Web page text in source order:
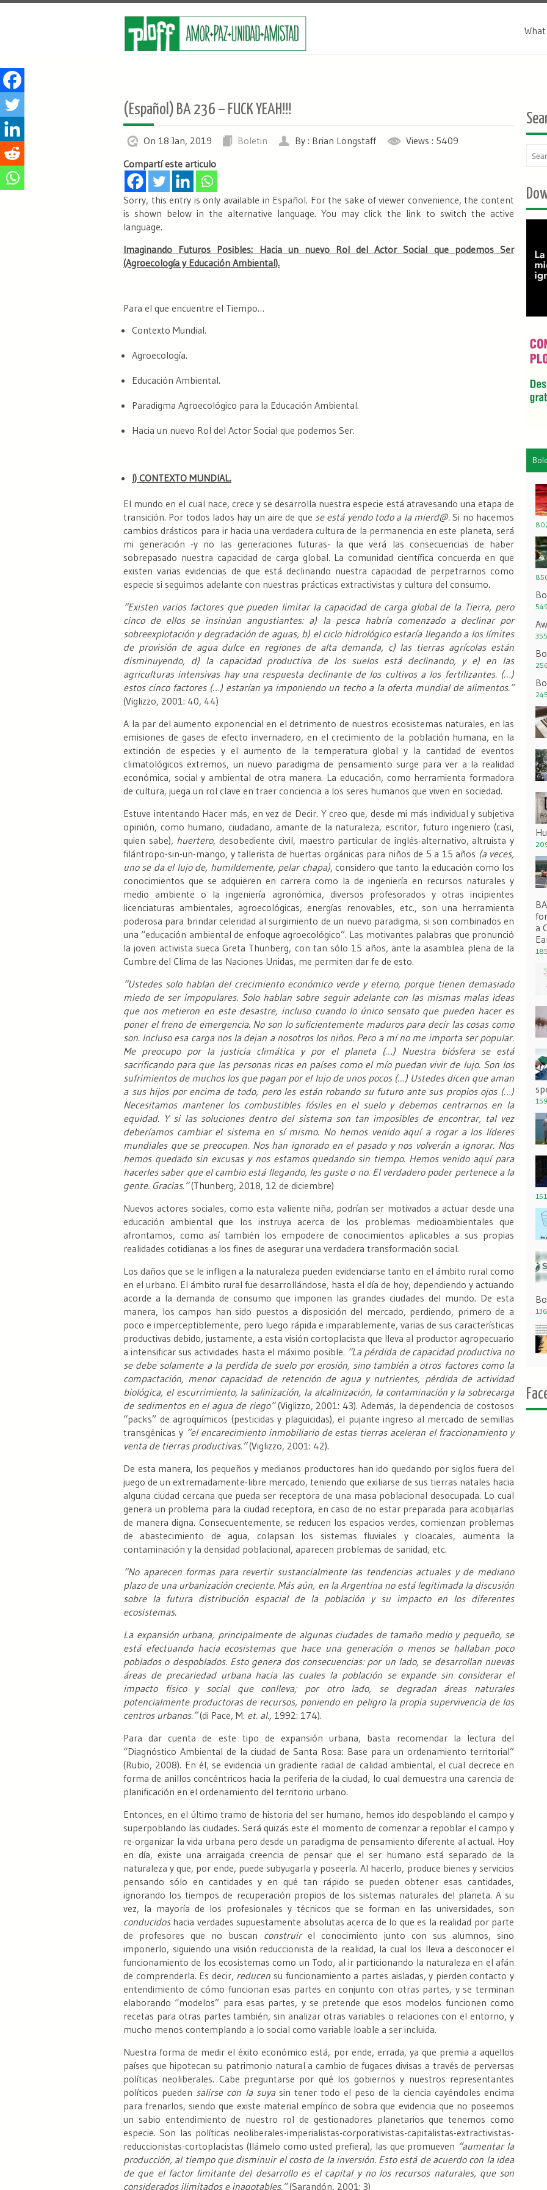
(Español) BA 236 – FUCK YEAH!!!
On 18 Jan, 2019 Boletin By : Brian Longstaff
Views : 5409
Compartí este articulo
Sorry, this entry is only available in Español. For the sake of viewer convenience, the content
is shown below in the alternative language. You may click the link to switch the active
language.
Imaginando Futuros Posibles: Hacia un nuevo Rol del Actor Social que podemos Ser
(Agroecología y Educación Ambiental).
Para el que encuentre el Tiempo…
Contexto Mundial.
Agroecología.
Educación Ambiental.
Paradigma Agroecológico para la Educación Ambiental.
Hacia un nuevo Rol del Actor Social que podemos Ser.
I) CONTEXTO MUNDIAL.
El mundo en el cual nace, crece y se desarrolla nuestra especie está atravesando una etapa de
transición. Por todos lados hay un aire de que se está yendo todo a la mierd@.Si no hacemos
cambios drásticos para ir hacia una verdadera cultura de la permanencia en este planeta, será
mi generación -y no las generaciones futuras- la que verá las consecuencias de haber
sobrepasado nuestra capacidad de carga global. La comunidad científica concuerda en que
existen varias evidencias de que está declinando nuestra capacidad de perpetrarnos como
especie si seguimos adelante con nuestras prácticas extractivistas y cultura del consumo.
“Existen varios factores que pueden limitar la capacidad de carga global de la Tierra, pero
cinco de ellos se insinúan angustiantes: a) la pesca habría comenzado a declinar por
sobreexplotación y degradación de aguas, b) el ciclo hidrológico estaría llegando a los límites
de provisión de agua dulce en regiones de alta demanda, c) las tierras agrícolas están
disminuyendo, d) la capacidad productiva de los suelos está declinando, y e) en las
agriculturas intensivas hay una respuesta declinante de los cultivos a los fertilizantes. (…)
estos cinco factores (…) estarían ya imponiendo un techo a la oferta mundial de alimentos.”
(Viglizzo, 2001: 40, 44)
A la par del aumento exponencial en el detrimento de nuestros ecosistemas naturales, en las
emisiones de gases de efecto invernadero, en el crecimiento de la población humana, en la
extinción de especies y el aumento de la temperatura global y la cantidad de eventos
climatológicos extremos, un nuevo paradigma de pensamiento surge para ver a la realidad
económica, social y ambiental de otra manera. La educación, como herramienta formadora
de cultura, juega un rol clave en traer conciencia a los seres humanos que viven en sociedad.
Estuve intentando Hacer más, en vez de Decir. Y creo que, desde mi más individual y subjetiva
opinión, como humano, ciudadano, amante de la naturaleza, escritor, futuro ingeniero (casi,
quien sabe), huertero, desobediente civil, maestro particular de inglés-alternativo, altruista y
filántropo-sin-un-mango, y tallerista de huertas orgánicas para niños de 5 a 15 años (a veces,
uno se da el lujo de, humildemente, pelar chapa), considero que tanto la educación como los
conocimientos que se adquieren en carrera como la de ingeniería en recursos naturales y
medio ambiente o la ingeniería agronómica, diversos profesorados y otras incipientes
licenciaturas ambientales, agroecológicas, energías renovables, etc., son una herramienta
poderosa para brindar celeridad al surgimiento de un nuevo paradigma, si son combinados en
una “educación ambiental de enfoque agroecológico”. Las motivantes palabras que pronunció
la joven activista sueca Greta Thunberg, con tan sólo 15 años, ante la asamblea plena de la
Cumbre del Clima de las Naciones Unidas, me permiten dar fe de esto.
“Ustedes solo hablan del crecimiento económico verde y eterno, porque tienen demasiado
miedo de ser impopulares. Solo hablan sobre seguir adelante con las mismas malas ideas
que nos metieron en este desastre, incluso cuando lo único sensato que pueden hacer es
poner el freno de emergencia. No son lo suficientemente maduros para decir las cosas como
son. Incluso esa carga nos la dejan a nosotros los niños. Pero a mí no me importa ser popular.
Me preocupo por la justicia climática y por el planeta (…) Nuestra biósfera se está
sacrificando para que las personas ricas en países como el mío puedan vivir de lujo. Son los
sufrimientos de muchos los que pagan por el lujo de unos pocos (…) Ustedes dicen que aman
a sus hijos por encima de todo, pero les están robando su futuro ante sus propios ojos (…)
Necesitamos mantener los combustibles fósiles en el suelo y debemos centrarnos en la
equidad. Y si las soluciones dentro del sistema son tan imposibles de encontrar, tal vez
deberíamos cambiar el sistema en sí mismo. No hemos venido aquí a rogar a los líderes
mundiales que se preocupen. Nos han ignorado en el pasado y nos volverán a ignorar. Nos
hemos quedado sin excusas y nos estamos quedando sin tiempo. Hemos venido aquí para
hacerles saber que el cambio está llegando, les guste o no. El verdadero poder pertenece a la
gente. Gracias.”(Thunberg, 2018, 12 de diciembre)
Nuevos actores sociales, como esta valiente niña, podrían ser motivados a actuar desde una
educación ambiental que los instruya acerca de los problemas medioambientales que
afrontamos, como así también los empodere de conocimientos aplicables a sus propias
realidades cotidianas a los fines de asegurar una verdadera transformación social.
Los daños que se le infligen a la naturaleza pueden evidenciarse tanto en el ámbito rural como
en el urbano. El ámbito rural fue desarrollándose, hasta el día de hoy, dependiendo y actuando
acorde a la demanda de consumo que imponen las grandes ciudades del mundo. De esta
manera, los campos han sido puestos a disposición del mercado, perdiendo, primero de a
poco e imperceptiblemente, pero luego rápida e imparablemente, varias de sus características
productivas debido, justamente, a esta visión cortoplacista que lleva al productor agropecuario
a intensificar sus actividades hasta el máximo posible. “La pérdida de capacidad productiva no
se debe solamente a la perdida de suelo por erosión, sino también a otros factores como la
compactación, menor capacidad de retención de agua y nutrientes, pérdida de actividad
biológica, el escurrimiento, la salinización, la alcalinización, la contaminación y la sobrecarga
de sedimentos en el agua de riego”(Viglizzo, 2001: 43). Además, la dependencia de costosos
“packs” de agroquímicos (pesticidas y plaguicidas), el pujante ingreso al mercado de semillas
transgénicas y “el encarecimiento inmobiliario de estas tierras aceleran el fraccionamiento y
venta de tierras productivas.”(Viglizzo, 2001: 42).
De esta manera, los pequeños y medianos productores han ido quedando por siglos fuera del
juego de un extremadamente-libre mercado, teniendo que exiliarse de sus tierras natales hacia
alguna ciudad cercana que pueda ser receptora de una masa poblacional desocupada. Lo cual
genera un problema para la ciudad receptora, en caso de no estar preparada para acobijarlas
de manera digna. Consecuentemente, se reducen los espacios verdes, comienzan problemas
de abastecimiento de agua, colapsan los sistemas fluviales y cloacales, aumenta la
contaminación y la densidad poblacional, aparecen problemas de sanidad, etc.
“No aparecen formas para revertir sustancialmente las tendencias actuales y de mediano
plazo de una urbanización creciente. Más aún, en la Argentina no está legitimada la discusión
sobre la futura distribución espacial de la población y su impacto en los diferentes
ecosistemas.
La expansión urbana, principalmente de algunas ciudades de tamaño medio y pequeño, se
está efectuando hacia ecosistemas que hace una generación o menos se hallaban poco
poblados o despoblados. Esto genera dos consecuencias: por un lado, se desarrollan nuevas
áreas de precariedad urbana hacia las cuales la población se expande sin considerar el
impacto físico y social que conlleva; por otro lado, se degradan áreas naturales
potencialmente productoras de recursos, poniendo en peligro la propia supervivencia de los
centros urbanos.”(di Pace, M. et. al., 1992: 174).
Para dar cuenta de este tipo de expansión urbana, basta recomendar la lectura del
“Diagnóstico Ambiental de la ciudad de Santa Rosa: Base para un ordenamiento territorial”
(Rubio, 2008). En él, se evidencia un gradiente radial de calidad ambiental, el cual decrece en
forma de anillos concéntricos hacia la periferia de la ciudad, lo cual demuestra una carencia de
planificación en el ordenamiento del territorio urbano.
Entonces, en el último tramo de historia del ser humano, hemos ido despoblando el campo y
superpoblando las ciudades. Será quizás este el momento de comenzar a repoblar el campo y
re-organizar la vida urbana pero desde un paradigma de pensamiento diferente al actual. Hoy
en día, existe una arraigada creencia de pensar que el ser humano está separado de la
naturaleza y que, por ende, puede subyugarla y poseerla. Al hacerlo, produce bienes y servicios
pensando sólo en cantidades y en qué tan rápido se pueden obtener esas cantidades,
ignorando los tiempos de recuperación propios de los sistemas naturales del planeta. A su
vez, la mayoría de los profesionales y técnicos que se forman en las universidades, son
conducidoshacia verdades supuestamente absolutas acerca de lo que es la realidad por parte
de profesores que no buscan construirel conocimiento junto con sus alumnos, sino
imponerlo, siguiendo una visión reduccionista de la realidad, la cual los lleva a desconocer el
funcionamiento de los ecosistemas como un Todo, al ir particionando la naturaleza en el afán
de comprenderla. Es decir, reducen su funcionamiento a partes aisladas, y pierden contacto y
entendimiento de cómo funcionan esas partes en conjunto con otras partes, y se terminan
elaborando “modelos” para esas partes, y se pretende que esos modelos funcionen como
recetas para otras partes también, sin analizar otras variables o relaciones con el entorno, y
mucho menos contemplando a lo social como variable loable a ser incluida.
Nuestra forma de medir el éxito económico está, por ende, errada, ya que premia a aquellos
países que hipotecan su patrimonio natural a cambio de fugaces divisas a través de perversas
políticas neoliberales. Cabe preguntarse por qué los gobiernos y nuestros representantes
políticos pueden salirse con la suyasin tener todo el peso de la ciencia cayéndoles encima
para frenarlos, siendo que existe material empírico de sobra que evidencia que no poseemos
un sabio entendimiento de nuestro rol de gestionadores planetarios que tenemos como
especie. Son las políticas neoliberales-imperialistas-corporativistas-capitalistas-extractivistas-
reduccionistas-cortoplacistas (llámelo como usted prefiera), las que promueven “aumentar la
producción, al tiempo que disminuir el costo de la inversión. Esto está de acuerdo con la idea
de que el factor limitante del desarrollo es el capital y no los recursos naturales, que son
considerados ilimitados e inagotables.”(Sarandón, 2001: 3)
a